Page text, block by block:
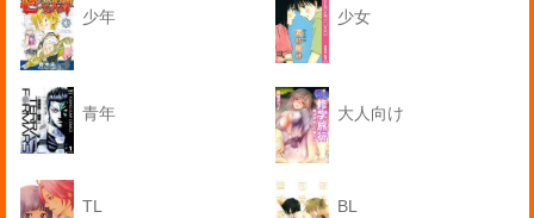
少年 少女
青年 大人向け
TL BL